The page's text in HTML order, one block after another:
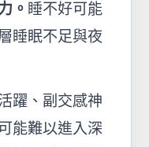
。 睡不好可能
睡眠不足與夜
躍、副交感神
能難以進入深